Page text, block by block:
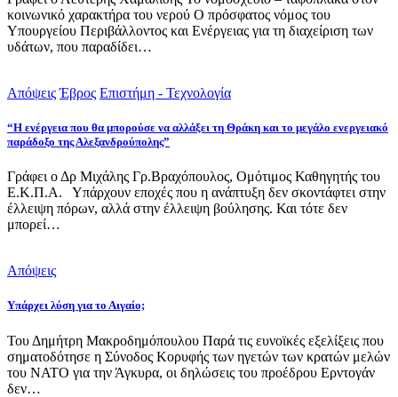
κοινωνικό χαρακτήρα του νερού Ο πρόσφατος νόμος του
Υπουργείου Περιβάλλοντος και Ενέργειας για τη διαχείριση των
υδάτων, που παραδίδει…
Απόψεις Έβρος Επιστήμη - Τεχνολογία
“Η ενέργεια που θα μπορούσε να αλλάξει τη Θράκη και το μεγάλο ενεργειακό
παράδοξο της Αλεξανδρούπολης”
Γράφει ο Δρ Μιχάλης Γρ.Βραχόπουλος, Ομότιμος Καθηγητής του
Ε.Κ.Π.Α. Υπάρχουν εποχές που η ανάπτυξη δεν σκοντάφτει στην
έλλειψη πόρων, αλλά στην έλλειψη βούλησης. Και τότε δεν
μπορεί…
Απόψεις
Υπάρχει λύση για το Αιγαίο;
Του Δημήτρη Μακροδημόπουλου Παρά τις ευνοϊκές εξελίξεις που
σηματοδότησε η Σύνοδος Κορυφής των ηγετών των κρατών μελών
του ΝΑΤΟ για την Άγκυρα, οι δηλώσεις του προέδρου Ερντογάν
δεν…